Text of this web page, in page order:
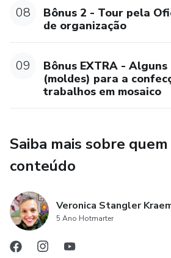
08
Bônus 2 - Tour pela
de organização
09
Bônus EXTRA - Alguns
(moldes) para a
trabalhos em mosaico
Saiba mais sobre
conteúdo
Veronica Stangler
5 Ano Hotmarter